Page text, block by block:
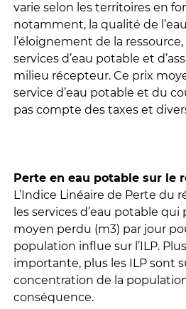
varie selon les territoires en
notamment, la qualité de
l’éloignement de la
services d’eau potable et
milieu récepteur. Ce prix
service d’eau potable et du
pas compte des taxes et
Perte en eau potable sur le
L’Indice Linéaire de Perte du
les services d’eau potable
moyen perdu (m3) par jour
population influe sur l’ILP.
importante, plus les ILP sont
concentration de la
conséquence.